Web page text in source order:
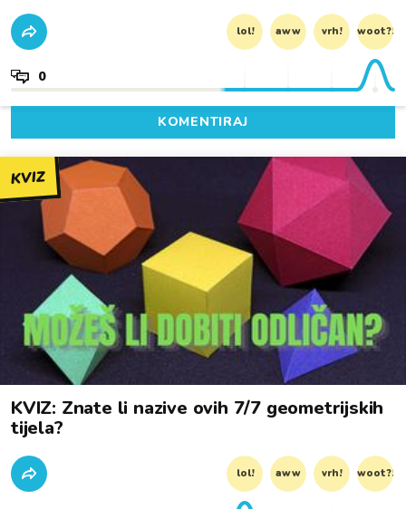
lol! aww vrh! woot?!
0
KOMENTIRAJ
KVIZ
KVIZ: Znate li nazive ovih 7/7 geometrijskih
tijela?
lol! aww vrh! woot?!